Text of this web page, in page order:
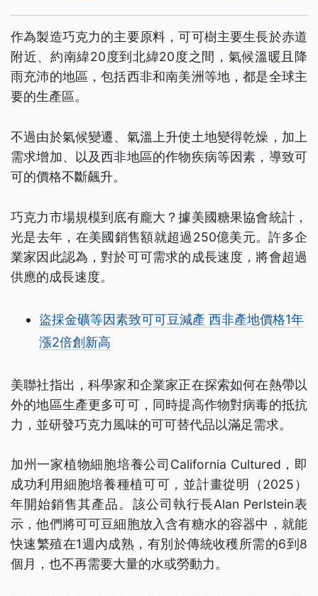
作為製造巧克力的主要原料，可可樹主要生長於赤道
附近、約南緯20度到北緯20度之間，氣候溫暖且降
雨充沛的地區，包括西非和南美洲等地，都是全球主
要的生產區。
不過由於氣候變遷、氣溫上升使土地變得乾燥，加上
需求增加、以及西非地區的作物疾病等因素，導致可
可的價格不斷飆升。
巧克力市場規模到底有龐大？據美國糖果協會統計，
光是去年，在美國銷售額就超過250億美元。許多企
業家因此認為，對於可可需求的成長速度，將會超過
供應的成長速度。
盜採金礦等因素致可可豆減產 西非產地價格1年
漲2倍創新高
美聯社指出，科學家和企業家正在探索如何在熱帶以
外的地區生產更多可可，同時提高作物對病毒的抵抗
力，並研發巧克力風味的可可替代品以滿足需求。
加州一家植物細胞培養公司California Cultured，即
成功利用細胞培養種植可可，並計畫從明（2025）
年開始銷售其產品。該公司執行長Alan Perlstein表
示，他們將可可豆細胞放入含有糖水的容器中，就能
快速繁殖在1週內成熟，有別於傳統收穫所需的6到8
個月，也不再需要大量的水或勞動力。